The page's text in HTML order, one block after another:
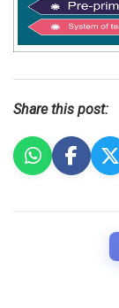
Share this post: